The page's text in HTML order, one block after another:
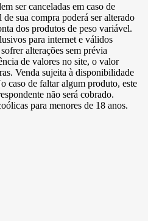
ser canceladas em caso de
sua compra poderá ser alterado
dos produtos de peso variável.
para internet e válidos
alterações sem prévia
de valores no site, o valor
Venda sujeita à disponibilidade
caso de faltar algum produto, este
não será cobrado.
para menores de 18 anos.